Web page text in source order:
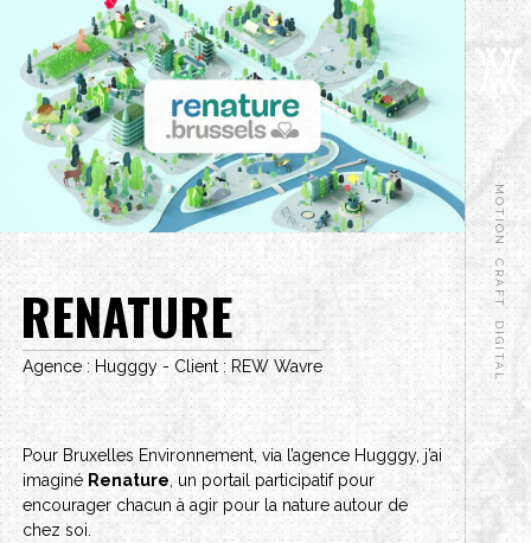
WEB
MOTION
CRAFT
DIGITAL
RENATURE
Agence : Hugggy - Client : REW Wavre
Pour Bruxelles Environnement, via l’agence Hugggy, j’ai
imaginé Renature , un portail participatif pour
encourager chacun à agir pour la nature autour de
chez soi.